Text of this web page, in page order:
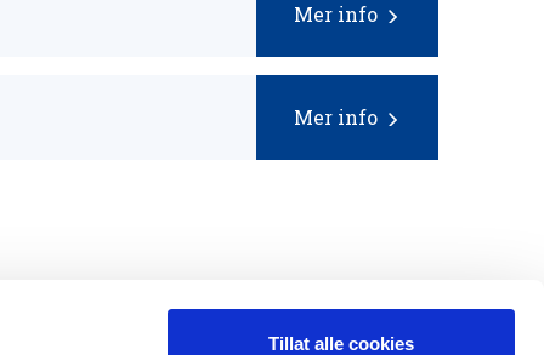
Tillat alle cookies
Mer info
Mer info